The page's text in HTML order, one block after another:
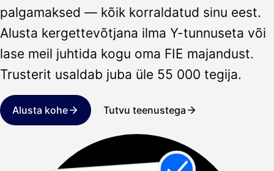
palgamaksed — kõik korraldatud sinu eest.
Alusta kergettevõtjana ilma Y-tunnuseta või
lase meil juhtida kogu oma FIE majandust.
Trusterit usaldab juba üle 55 000 tegija.
Alusta kohe Tutvu teenustega